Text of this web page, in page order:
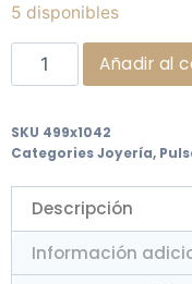
5 disponibles
Añadir al
SKU 499x1042
CategoriesJoyería,
Descripción
Información